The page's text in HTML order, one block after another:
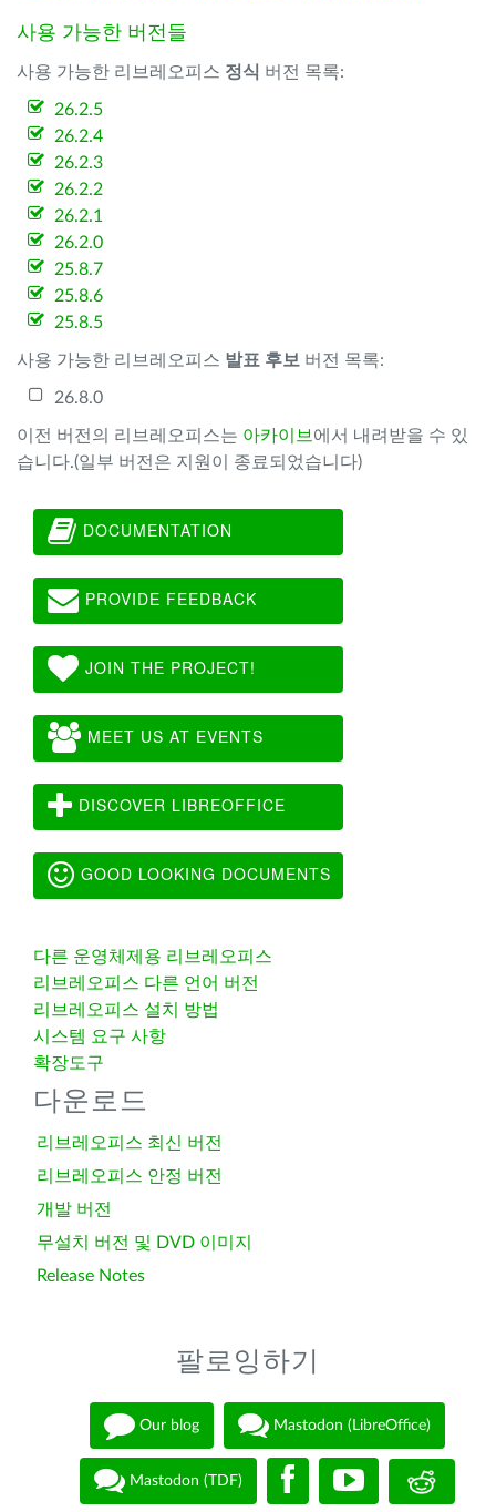
사용 가능한 버전들
사용 가능한 리브레오피스 정식 버전 목록:
26.2.5
26.2.4
26.2.3
26.2.2
26.2.1
26.2.0
25.8.7
25.8.6
25.8.5
사용 가능한 리브레오피스 발표 후보 버전 목록:
26.8.0
이전 버전의 리브레오피스는 아카이브 에서 내려받을 수 있
습니다.(일부 버전은 지원이 종료되었습니다)
DOCUMENTATION
PROVIDE FEEDBACK
JOIN THE PROJECT!
MEET US AT EVENTS
DISCOVER LIBREOFFICE
GOOD LOOKING DOCUMENTS
다른 운영체제용 리브레오피스
리브레오피스 다른 언어 버전
리브레오피스 설치 방법
시스템 요구 사항
확장도구
다운로드
리브레오피스 최신 버전
리브레오피스 안정 버전
개발 버전
무설치 버전 및 DVD 이미지
Release Notes
팔로잉하기
Our blog Mastodon (LibreOffice)
Mastodon (TDF)